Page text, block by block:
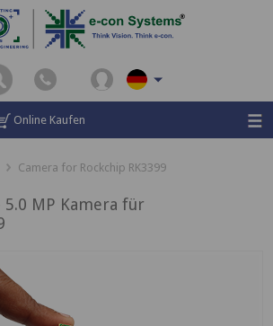
Online Kaufen
Camera for Rockchip RK3399
5.0 MP Kamera für